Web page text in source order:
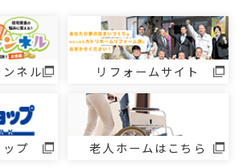
ネル リフォームサイト
プ 老人ホームはこちら